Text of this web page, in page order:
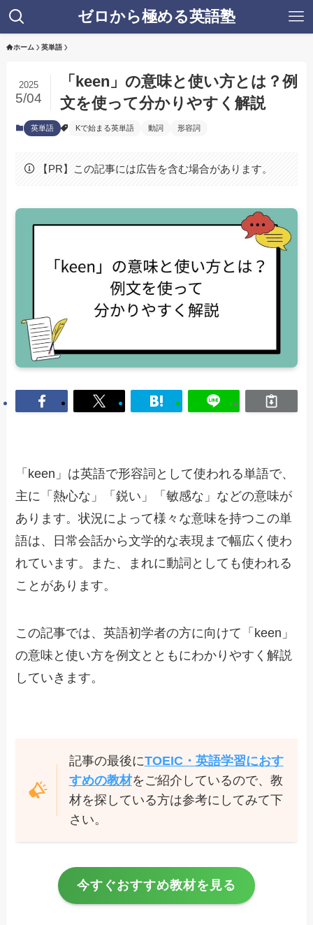
ゼロから極める英語塾
ホーム 英単語
「keen」の意味と使い方とは？例
文を使って分かりやすく解説
2025
5/04
英単語 Kで始まる英単語 動詞 形容詞
【PR】この記事には広告を含む場合があります。
「keen」は英語で形容詞として使われる単語で、
主に「熱心な」「鋭い」「敏感な」などの意味が
あります。状況によって様々な意味を持つこの単
語は、日常会話から文学的な表現まで幅広く使わ
れています。また、まれに動詞としても使われる
ことがあります。
この記事では、英語初学者の方に向けて「keen」
の意味と使い方を例文とともにわかりやすく解説
していきます。
記事の最後にTOEIC・英語学習におす
すめの教材をご紹介しているので、教
材を探している方は参考にしてみて下
さい。
今すぐおすすめ教材を見る